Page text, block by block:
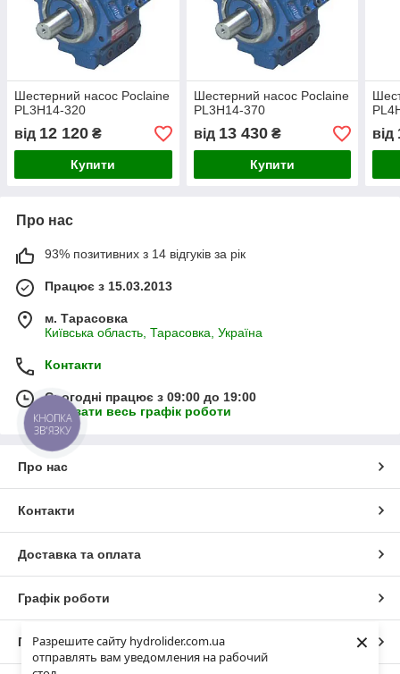
Разрешите сайту hydrolider.com.ua
отправлять вам уведомления на рабочий
×
Шестерний насос Poclaine
PL3H14-320
від 12 120 ₴
Купити
Шестерний насос Poclaine
PL3H14-370
від 13 430₴
Купити
від
Про нас
93% позитивних з 14 відгуків за рік
Працює з 15.03.2013
м. Тарасовка
Київська область, Тарасовка, Україна
Контакти
Сьогодні працює з 09:00 до 19:00
Показати весь графік роботи
Про нас
Контакти
Доставка та оплата
Графік роботи
Повна версія сайту
КНОПКА
ЗВ'ЯЗКУ